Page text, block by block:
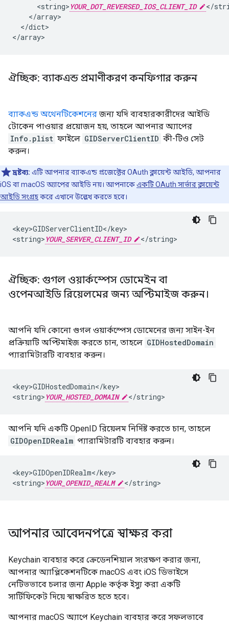
      <string>
YOUR_DOT_REVERSED_IOS_CLIENT_ID
</
    </array>
  </dict>
</array>
ঐচ্ছিক: ব্যাকএন্ড প্রমাণীকরণ কনফিগার করুন
ব্যাকএন্ড অথেনটিকেশনেরজন্য যদি ব্যবহারকারীদের আইডি
টোকেন পাওয়ার প্রয়োজন হয়, তাহলে আপনার অ্যাপের
Info.plist ফাইলে GIDServerClientID কী-টিও সেট
করুন।
দ্রষ্টব্য: এটি আপনার ব্যাকএন্ড প্রজেক্টের OAuth ক্লায়েন্ট আইডি, আপনার
iOS বা macOS অ্যাপের আইডি নয়। আপনাকে একটি OAuth সার্ভার ক্লায়েন্ট
আইডি সংগ্রহকরে এখানে উল্লেখ করতে হবে।
<key>GIDServerClientID</key>
<string> YOUR_SERVER_CLIENT_ID </string>
ঐচ্ছিক: গুগল ওয়ার্কস্পেস ডোমেইন বা
ওপেনআইডি রিয়েলমের জন্য অপ্টিমাইজ করুন।
আপনি যদি কোনো গুগল ওয়ার্কস্পেস ডোমেনের জন্য সাইন-ইন
প্রক্রিয়াটি অপ্টিমাইজ করতে চান, তাহলে GIDHostedDomain
প্যারামিটারটি ব্যবহার করুন।
<key>GIDHostedDomain</key>
<string> YOUR_HOSTED_DOMAIN </string>
আপনি যদি একটি OpenID রিয়েলম নির্দিষ্ট করতে চান, তাহলে
GIDOpenIDRealm প্যারামিটারটি ব্যবহার করুন।
<key>GIDOpenIDRealm</key>
<string> YOUR_OPENID_REALM </string>
আপনার আবেদনপত্রে স্বাক্ষর করা
Keychain ব্যবহার করে ক্রেডেনশিয়াল সংরক্ষণ করার জন্য,
আপনার অ্যাপ্লিকেশনটিকে macOS এবং iOS ডিভাইসে
নেটিভভাবে চলার জন্য Apple কর্তৃক ইস্যু করা একটি
সার্টিফিকেট দিয়ে স্বাক্ষরিত হতে হবে।
আপনার macOS অ্যাপে Keychain ব্যবহার করে সফলভাবে